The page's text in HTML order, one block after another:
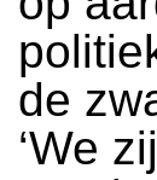
de
‘We